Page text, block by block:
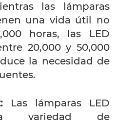
las lámparas
una vida útil no
horas, las LED
20,000 y 50,000
la necesidad de
Las lámparas LED
variedad de